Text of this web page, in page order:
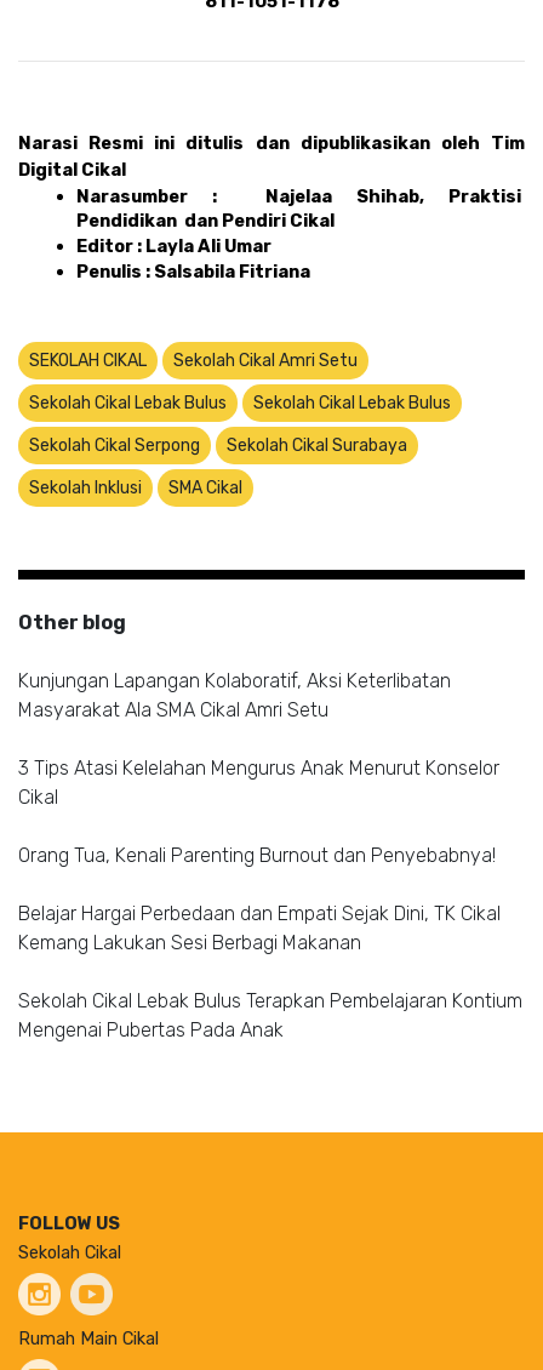
Narasi Resmi ini ditulis dan dipublikasikan oleh Tim
Digital Cikal
Narasumber :  Najelaa Shihab, Praktisi
Pendidikan  dan Pendiri Cikal
Editor : Layla Ali Umar
Penulis : Salsabila Fitriana
SEKOLAH CIKAL Sekolah Cikal Amri Setu
Sekolah Cikal Lebak Bulus Sekolah Cikal Lebak Bulus
Sekolah Cikal Serpong Sekolah Cikal Surabaya
Sekolah Inklusi SMA Cikal
Other blog
Kunjungan Lapangan Kolaboratif, Aksi Keterlibatan
Masyarakat Ala SMA Cikal Amri Setu
3 Tips Atasi Kelelahan Mengurus Anak Menurut Konselor
Cikal
Orang Tua, Kenali Parenting Burnout dan Penyebabnya!
Belajar Hargai Perbedaan dan Empati Sejak Dini, TK Cikal
Kemang Lakukan Sesi Berbagi Makanan
Sekolah Cikal Lebak Bulus Terapkan Pembelajaran Kontium
Mengenai Pubertas Pada Anak
FOLLOW US
Sekolah Cikal
Rumah Main Cikal